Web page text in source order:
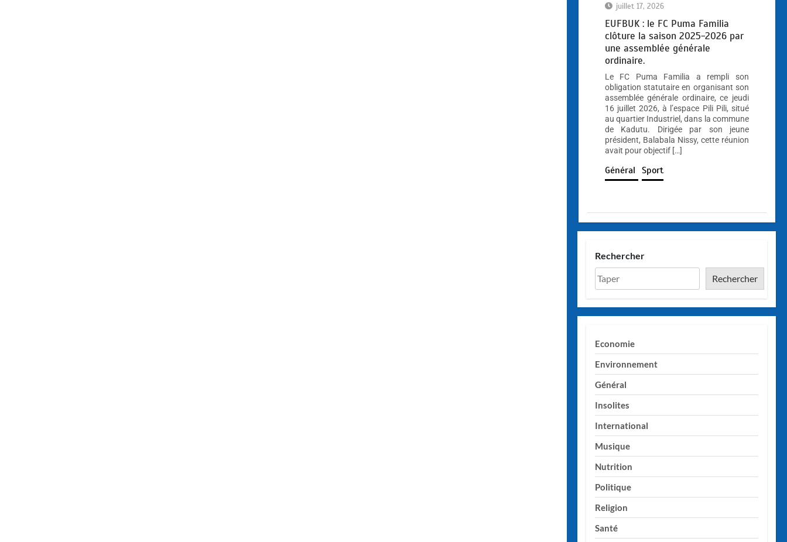
juillet 17, 2026
EUFBUK : le FC Puma Familia
clôture la saison 2025-2026 par
une assemblée générale
ordinaire.
Le FC Puma Familia a rempli son
obligation statutaire en organisant son
assemblée générale ordinaire, ce jeudi
16 juillet 2026, à l’espace Pili Pili, situé
au quartier Industriel, dans la commune
de Kadutu. Dirigée par son jeune
président, Balabala Nissy, cette réunion
avait pour objectif […]
Général Sport
Rechercher
Rechercher
Economie
Environnement
Général
Insolites
International
Musique
Nutrition
Politique
Religion
Santé